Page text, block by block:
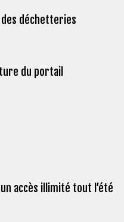
et installations
des droits du sol)
des déchetteries
du portail
accès illimité tout l’été